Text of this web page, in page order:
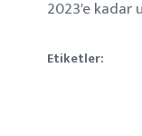
2023'e kadar
Etiketler: